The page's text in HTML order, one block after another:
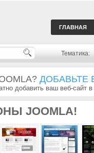
ГЛАВНАЯ
Тематика:
ДОБАВЬТЕ
добавить ваш веб-сайт
JOOMLA!